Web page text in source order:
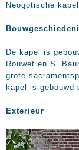
Neogotische
De kapel is
Rouwet en S.
grote
kapel is gebouwd
Exterieur